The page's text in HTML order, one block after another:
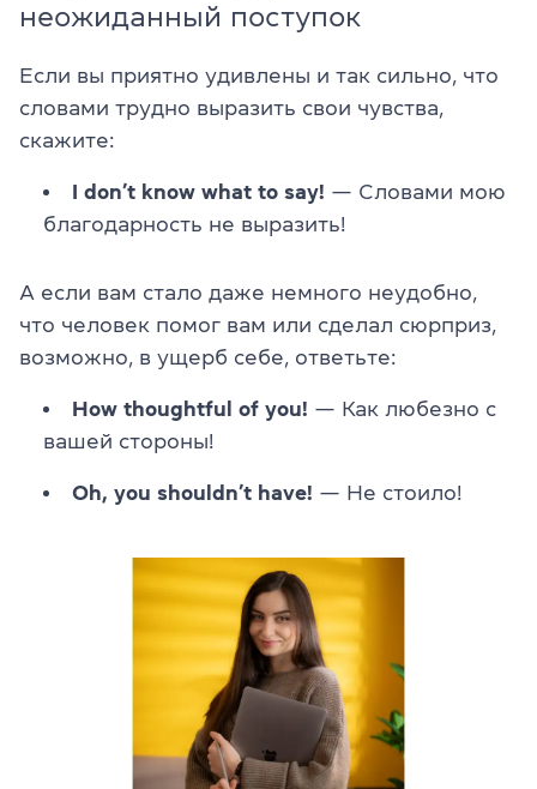
неожиданный поступок
Если вы приятно удивлены и так сильно, что
словами трудно выразить свои чувства,
скажите:
I don’t know what to say! — Словами мою
благодарность не выразить!
А если вам стало даже немного неудобно,
что человек помог вам или сделал сюрприз,
возможно, в ущерб себе, ответьте:
How thoughtful of you! — Как любезно с
вашей стороны!
Oh, you shouldn’t have! — Не стоило!